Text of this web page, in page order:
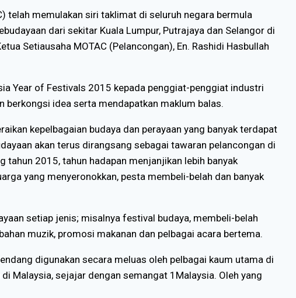
telah memulakan siri taklimat di seluruh negara bermula
dari sekitar Kuala Lumpur, Putrajaya dan Selangor di
Setiausaha MOTAC (Pelancongan), En. Rashidi Hasbullah
Year of Festivals 2015 kepada penggiat-penggiat industri
berkongsi idea serta mendapatkan maklum balas.
kepelbagaian budaya dan perayaan yang banyak terdapat
akan terus dirangsang sebagai tawaran pelancongan di
tahun 2015, tahun hadapan menjanjikan lebih banyak
yang menyeronokkan, pesta membeli-belah dan banyak
setiap jenis; misalnya festival budaya, membeli-belah
muzik, promosi makanan dan pelbagai acara bertema.
digunakan secara meluas oleh pelbagai kaum utama di
Malaysia, sejajar dengan semangat 1Malaysia. Oleh yang